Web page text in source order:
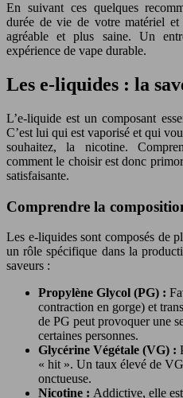
En suivant ces quelques
durée de vie de votre matériel
agréable et plus saine. Un
expérience de vape durable.
Les e-liquides : la
L’e-liquide est un composant
C’est lui qui est vaporisé et qui
souhaitez, la nicotine.
comment le choisir est donc
satisfaisante.
Comprendre la
Les e-liquides sont composés de
un rôle spécifique dans la
saveurs :
Propylène Glycol (PG) :
contraction en gorge) et
de PG peut provoquer une
certaines personnes.
Glycérine Végétale (VG) :
« hit ». Un taux élevé de
onctueuse.
Nicotine : Addictive, elle